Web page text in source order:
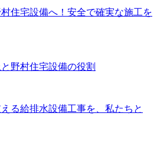
住宅設備へ！安全で確実な施工を
野村住宅設備の役割
える給排水設備工事を、私たちと